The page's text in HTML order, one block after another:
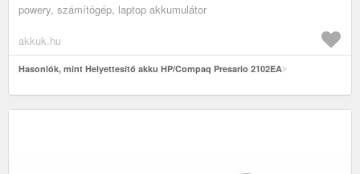
powery, számítógép, laptop akkumulátor
akkuk.hu
Hasonlók, mint Helyettesítő akku HP/Compaq Presario 2102EA